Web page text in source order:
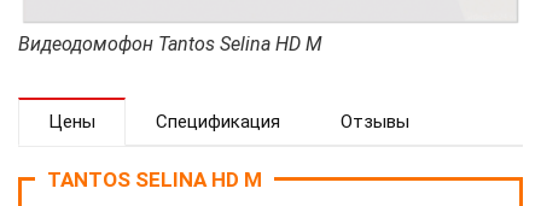
Видеодомофон Tantos Selina HD M
Цены Спецификация Отзывы
TANTOS SELINA HD M